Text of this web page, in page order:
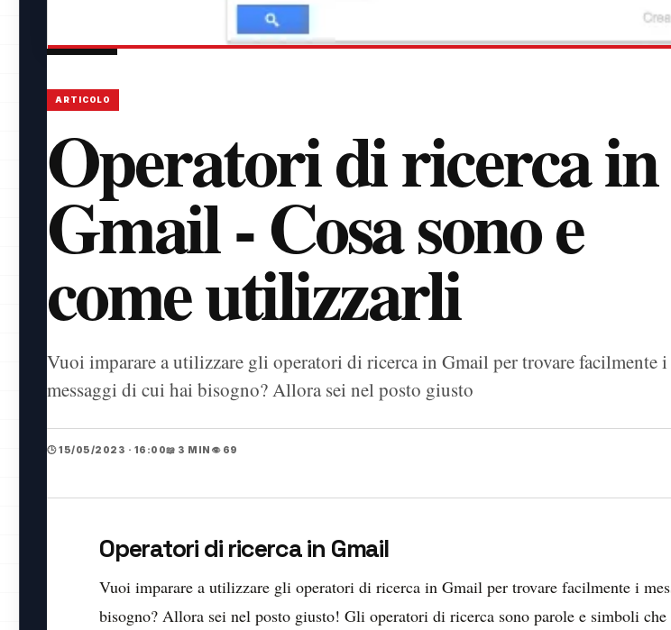
ARTICOLO
Operatori di ricerca in
Gmail - Cosa sono e
come utilizzarli
Vuoi imparare a utilizzare gli operatori di ricerca in Gmail per trovare facilmente i
messaggi di cui hai bisogno? Allora sei nel posto giusto
🕒 15/05/2023 · 16:00📖 3 MIN 👁️ 69
Operatori di ricerca in Gmail
Vuoi imparare a utilizzare gli operatori di ricerca in Gmail per trovare facilmente i
bisogno? Allora sei nel posto giusto! Gli operatori di ricerca sono parole e simboli